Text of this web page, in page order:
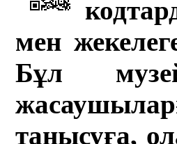
мен
Бұл
танысуға,